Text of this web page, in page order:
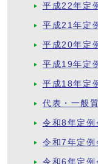
平成22年定
平成21年定
平成20年定
平成19年定
平成18年定
代表・一般
令和8年定例
令和7年定例
令和6年定例